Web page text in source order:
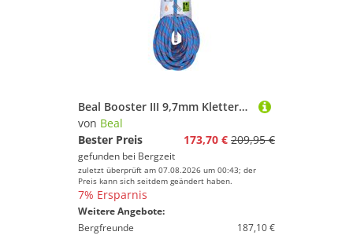
Beal Booster III 9,7mm Kletterseil
von Beal
Bester Preis
173,70 € 209,95 €
gefunden bei Bergzeit
zuletzt überprüft am 07.08.2026 um 00:43; der
Preis kann sich seitdem geändert haben.
7% Ersparnis
Weitere Angebote:
Bergfreunde
187,10 €